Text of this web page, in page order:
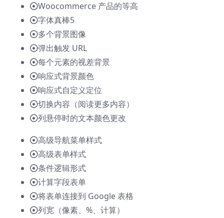
Woocommerce 产品的等高
字体真棒5
多个背景图像
弹出触发 URL
每个元素的视差背景
响应式背景颜色
响应式自定义定位
切换内容（阅读更多内容）
列悬停时的文本颜色更改
高级导航菜单样式
高级表单样式
条件逻辑形式
计算字段表单
将表单连接到 Google 表格
列宽（像素、%、计算）